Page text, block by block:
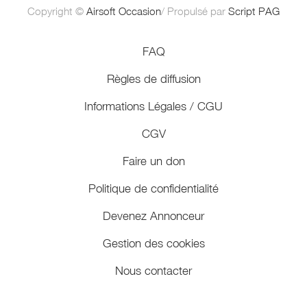
Copyright © Airsoft Occasion/ Propulsé par Script PAG
FAQ
Règles de diffusion
Informations Légales / CGU
CGV
Faire un don
Politique de confidentialité
Devenez Annonceur
Gestion des cookies
Nous contacter